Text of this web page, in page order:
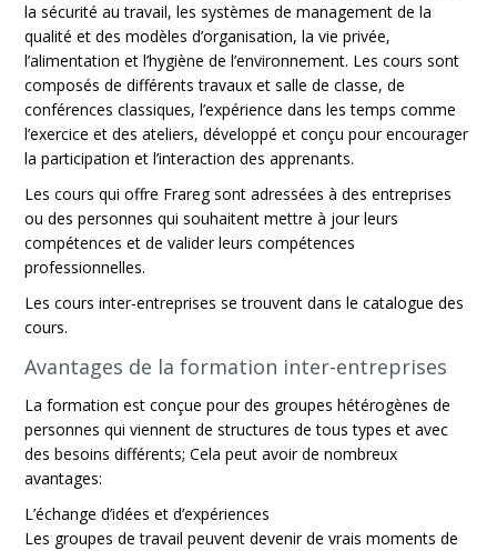
la sécurité au travail, les systèmes de management de la
qualité et des modèles d’organisation, la vie privée,
l’alimentation et l’hygiène de l’environnement. Les cours sont
composés de différents travaux et salle de classe, de
conférences classiques, l’expérience dans les temps comme
l’exercice et des ateliers, développé et conçu pour encourager
la participation et l’interaction des apprenants.
Les cours qui offre Frareg sont adressées à des entreprises
ou des personnes qui souhaitent mettre à jour leurs
compétences et de valider leurs compétences
professionnelles.
Les cours inter-entreprises se trouvent dans le catalogue des
cours.
Avantages de la formation inter-entreprises
La formation est conçue pour des groupes hétérogènes de
personnes qui viennent de structures de tous types et avec
des besoins différents; Cela peut avoir de nombreux
avantages:
L’échange d’idées et d’expériences
Les groupes de travail peuvent devenir de vrais moments de